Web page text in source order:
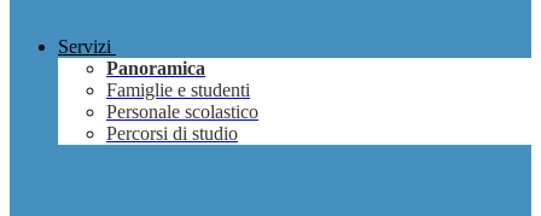
Servizi
Panoramica
Famiglie e studenti
Personale scolastico
Percorsi di studio